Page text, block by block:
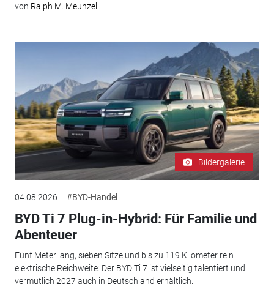
von Ralph M. Meunzel
Bildergalerie
04.08.2026 #BYD-Handel
BYD Ti 7 Plug-in-Hybrid: Für Familie und
Abenteuer
Fünf Meter lang, sieben Sitze und bis zu 119 Kilometer rein
elektrische Reichweite: Der BYD Ti 7 ist vielseitig talentiert und
vermutlich 2027 auch in Deutschland erhältlich.